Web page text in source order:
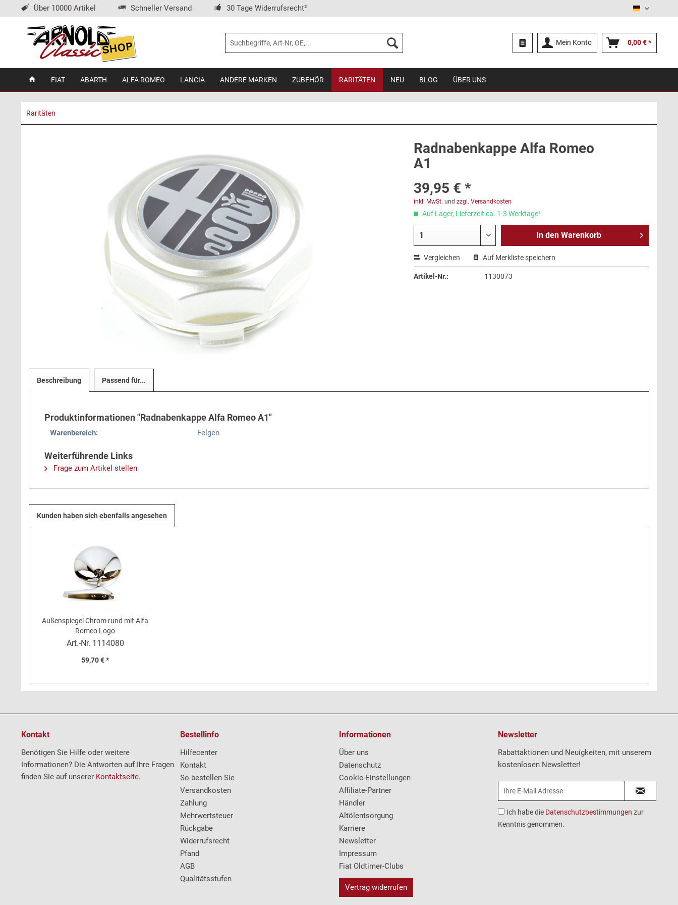
Über 10000 Artikel Schneller Versand 30 Tage Widerrufsrecht² Deutsch
Mein Konto 0,00 € *
FIAT ABARTH ALFA ROMEO LANCIA ANDERE MARKEN ZUBEHÖR RARITÄTEN NEU BLOG ÜBER UNS
Raritäten
Radnabenkappe Alfa Romeo
A1
39,95 € *
inkl. MwSt. und zzgl. Versandkosten
Auf Lager, Lieferzeit ca. 1-3 Werktage¹
In den Warenkorb
Vergleichen Auf Merkliste speichern
Artikel-Nr.: 1130073
Beschreibung Passend für...
Produktinformationen "Radnabenkappe Alfa Romeo A1"
Warenbereich: Felgen
Weiterführende Links
Frage zum Artikel stellen
Kunden haben sich ebenfalls angesehen
Außenspiegel Chrom rund mit Alfa
Romeo Logo
Art.-Nr. 1114080
59,70 € *
Kontakt
Benötigen Sie Hilfe oder weitere
Informationen? Die Antworten auf Ihre Fragen
finden Sie auf unserer Kontaktseite.
Bestellinfo
Hilfecenter
Kontakt
So bestellen Sie
Versandkosten
Zahlung
Mehrwertsteuer
Rückgabe
Widerrufsrecht
Pfand
AGB
Qualitätsstufen
Informationen
Über uns
Datenschutz
Cookie-Einstellungen
Affiliate-Partner
Händler
Altölentsorgung
Karriere
Newsletter
Impressum
Fiat Oldtimer-Clubs
Vertrag widerrufen
Newsletter
Rabattaktionen und Neuigkeiten, mit unserem
kostenlosen Newsletter!
Ich habe die Datenschutzbestimmungen zur
Kenntnis genommen.